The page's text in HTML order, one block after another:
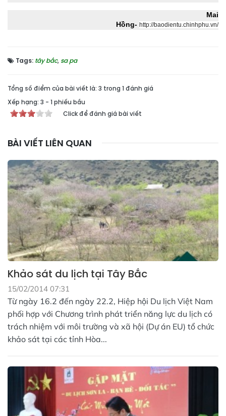
Mai
Hồng- http://baodientu.chinhphu.vn/
Tags: tây bắc, sa pa
Tổng số điểm của bài viết là: 3 trong 1 đánh giá
Xếp hạng: 3 - 1 phiếu bầu
Click để đánh giá bài viết
BÀI VIẾT LIÊN QUAN
Khảo sát du lịch tại Tây Bắc
15/02/2014 07:31
Từ ngày 16.2 đến ngày 22.2, Hiệp hội Du lịch Việt Nam
phối hợp với Chương trình phát triển năng lực du lịch có
trách nhiệm với môi trường và xã hội (Dự án EU) tổ chức
khảo sát tại các tỉnh Hòa...